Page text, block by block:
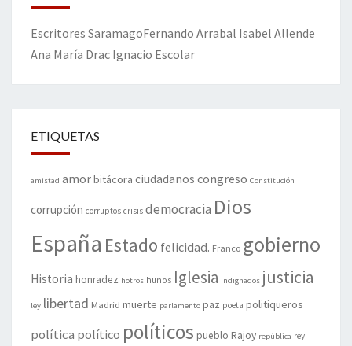
Escritores SaramagoFernando Arrabal Isabel Allende
Ana María Drac Ignacio Escolar
ETIQUETAS
amistad amorbitácora ciudadanos congreso Constitución
corrupción corruptos crisis democracia Dios
España Estado felicidad. Franco gobierno
Historia honradez hotros hunos Iglesia indignados justicia
ley libertad Madrid muerte parlamento paz poeta politiqueros
política político políticos pueblo Rajoy república rey